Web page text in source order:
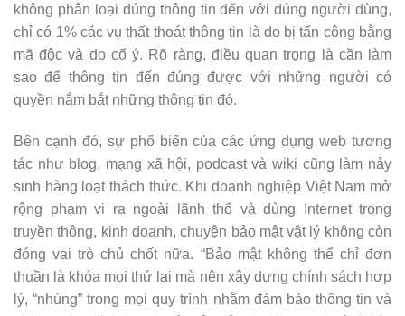
không phân loại đúng thông tin đến với đúng người dùng,
chỉ có 1% các vụ thất thoát thông tin là do bị tấn công bằng
mã độc và do cố ý. Rõ ràng, điều quan trọng là cần làm
sao để thông tin đến đúng được với những người có
quyền nắm bắt những thông tin đó.
Bên cạnh đó, sự phổ biến của các ứng dụng web tương
tác như blog, mạng xã hội, podcast và wiki cũng làm nảy
sinh hàng loạt thách thức. Khi doanh nghiệp Việt Nam mở
rộng phạm vi ra ngoài lãnh thổ và dùng Internet trong
truyền thông, kinh doanh, chuyện bảo mật vật lý không còn
đóng vai trò chủ chốt nữa. “Bảo mật không thể chỉ đơn
thuần là khóa mọi thứ lại mà nên xây dựng chính sách hợp
lý, “nhúng” trong mọi quy trình nhằm đảm bảo thông tin và